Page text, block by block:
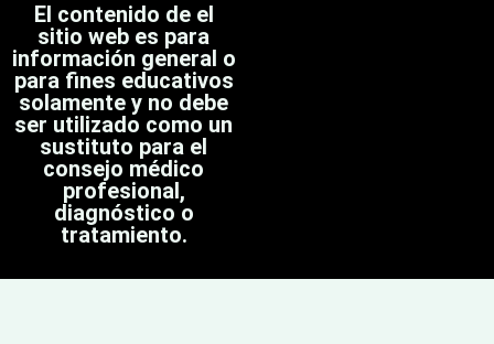
El contenido de el
sitio web es para
información general o
para fines educativos
solamente y no debe
ser utilizado como un
sustituto para el
consejo médico
profesional,
diagnóstico o
tratamiento.